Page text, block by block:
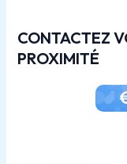
CONTACTEZ
PROXIMITÉ